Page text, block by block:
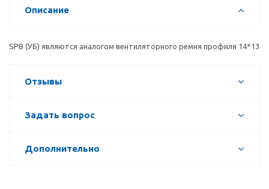
Описание
SPB (УБ) являются аналогом вентиляторного ремня профиля 14*13
Отзывы
Задать вопрос
Дополнительно